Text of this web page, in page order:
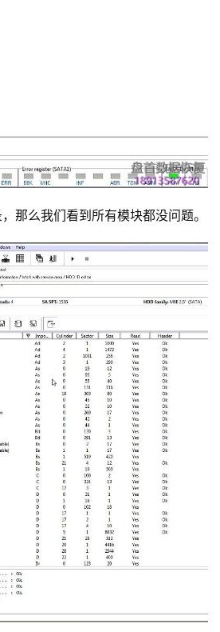
那么我们看到所有模块都没问题。